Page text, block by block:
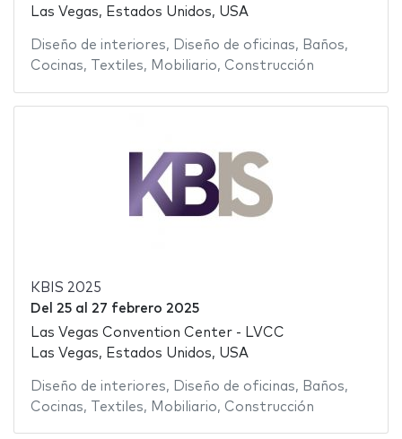
Las Vegas, Estados Unidos, USA
Diseño de interiores, Diseño de oficinas, Baños,
Cocinas, Textiles, Mobiliario, Construcción
KBIS 2025
Del 25al 27 febrero 2025
Las Vegas Convention Center - LVCC
Las Vegas, Estados Unidos, USA
Diseño de interiores, Diseño de oficinas, Baños,
Cocinas, Textiles, Mobiliario, Construcción